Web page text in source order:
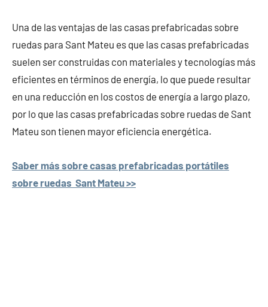
Una de las ventajas de las casas prefabricadas sobre
ruedas para Sant Mateu es que las casas prefabricadas
suelen ser construidas con materiales y tecnologías más
eficientes en términos de energía, lo que puede resultar
en una reducción en los costos de energía a largo plazo,
por lo que las casas prefabricadas sobre ruedas de Sant
Mateu son tienen mayor eficiencia energética.
Saber más sobre casas prefabricadas portátiles
sobre ruedas Sant Mateu >>